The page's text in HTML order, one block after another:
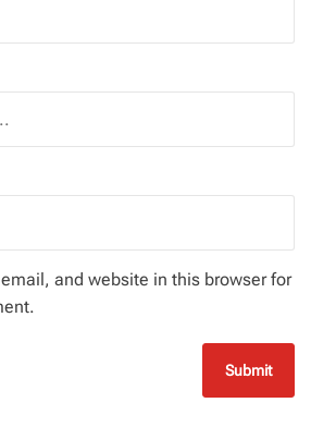
and website in this browser for